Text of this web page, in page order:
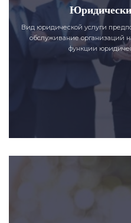
Вид юридической услуги
обслуживание организаций
функции